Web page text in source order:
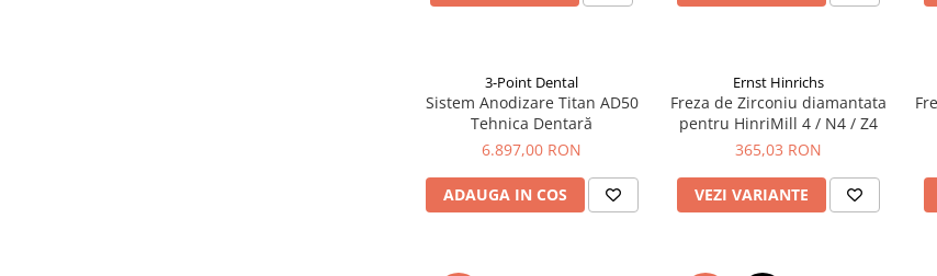
3-Point Dental
Sistem Anodizare Titan AD50
Tehnica Dentară
6.897,00 RON
ADAUGA IN COS
Ernst Hinrichs
Freza de Zirconiu diamantata
pentru HinriMill 4 / N4 / Z4
365,03 RON
VEZI VARIANTE